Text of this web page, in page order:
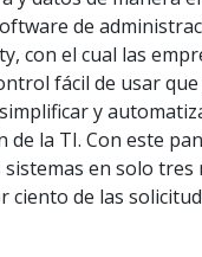
de
con el cual las
fácil de usar
y
de la TI. Con este
en solo tres
ciento de las